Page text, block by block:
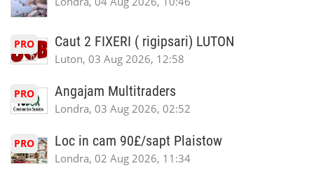
PRO Caut 2 FIXERI ( rigipsari) LUTON
Luton, 03 Aug 2026, 12:58
PRO Angajam Multitraders
Londra, 03 Aug 2026, 02:52
PRO Loc in cam 90£/sapt Plaistow
Londra, 02 Aug 2026, 11:34